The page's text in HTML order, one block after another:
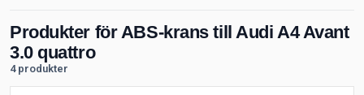
Produkter för ABS-krans till Audi A4 Avant
3.0 quattro
4 produkter